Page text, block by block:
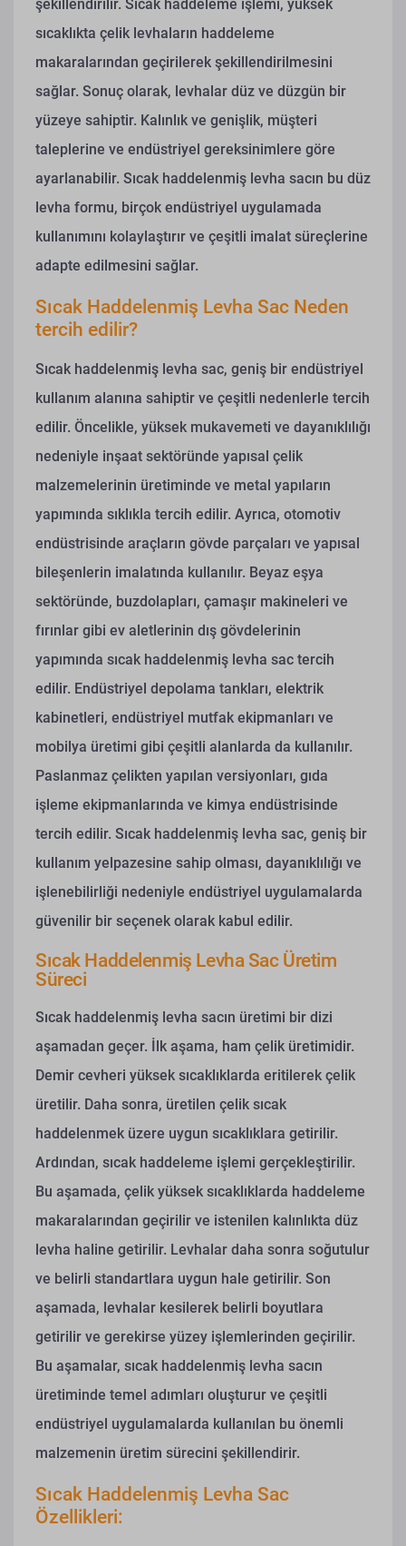
şekillendirilir. Sıcak haddeleme işlemi, yüksek
sıcaklıkta çelik levhaların haddeleme
makaralarından geçirilerek şekillendirilmesini
sağlar. Sonuç olarak, levhalar düz ve düzgün bir
yüzeye sahiptir. Kalınlık ve genişlik, müşteri
taleplerine ve endüstriyel gereksinimlere göre
ayarlanabilir. Sıcak haddelenmiş levha sacın bu düz
levha formu, birçok endüstriyel uygulamada
kullanımını kolaylaştırır ve çeşitli imalat süreçlerine
adapte edilmesini sağlar.
Sıcak Haddelenmiş Levha Sac Neden
tercih edilir?
Sıcak haddelenmiş levha sac, geniş bir endüstriyel
kullanım alanına sahiptir ve çeşitli nedenlerle tercih
edilir. Öncelikle, yüksek mukavemeti ve dayanıklılığı
nedeniyle inşaat sektöründe yapısal çelik
malzemelerinin üretiminde ve metal yapıların
yapımında sıklıkla tercih edilir. Ayrıca, otomotiv
endüstrisinde araçların gövde parçaları ve yapısal
bileşenlerin imalatında kullanılır. Beyaz eşya
sektöründe, buzdolapları, çamaşır makineleri ve
fırınlar gibi ev aletlerinin dış gövdelerinin
yapımında sıcak haddelenmiş levha sac tercih
edilir. Endüstriyel depolama tankları, elektrik
kabinetleri, endüstriyel mutfak ekipmanları ve
mobilya üretimi gibi çeşitli alanlarda da kullanılır.
Paslanmaz çelikten yapılan versiyonları, gıda
işleme ekipmanlarında ve kimya endüstrisinde
tercih edilir. Sıcak haddelenmiş levha sac, geniş bir
kullanım yelpazesine sahip olması, dayanıklılığı ve
işlenebilirliği nedeniyle endüstriyel uygulamalarda
güvenilir bir seçenek olarak kabul edilir.
Sıcak Haddelenmiş Levha Sac Üretim
Süreci
Sıcak haddelenmiş levha sacın üretimi bir dizi
aşamadan geçer. İlk aşama, ham çelik üretimidir.
Demir cevheri yüksek sıcaklıklarda eritilerek çelik
üretilir. Daha sonra, üretilen çelik sıcak
haddelenmek üzere uygun sıcaklıklara getirilir.
Ardından, sıcak haddeleme işlemi gerçekleştirilir.
Bu aşamada, çelik yüksek sıcaklıklarda haddeleme
makaralarından geçirilir ve istenilen kalınlıkta düz
levha haline getirilir. Levhalar daha sonra soğutulur
ve belirli standartlara uygun hale getirilir. Son
aşamada, levhalar kesilerek belirli boyutlara
getirilir ve gerekirse yüzey işlemlerinden geçirilir.
Bu aşamalar, sıcak haddelenmiş levha sacın
üretiminde temel adımları oluşturur ve çeşitli
endüstriyel uygulamalarda kullanılan bu önemli
malzemenin üretim sürecini şekillendirir.
Sıcak Haddelenmiş Levha Sac
Özellikleri: